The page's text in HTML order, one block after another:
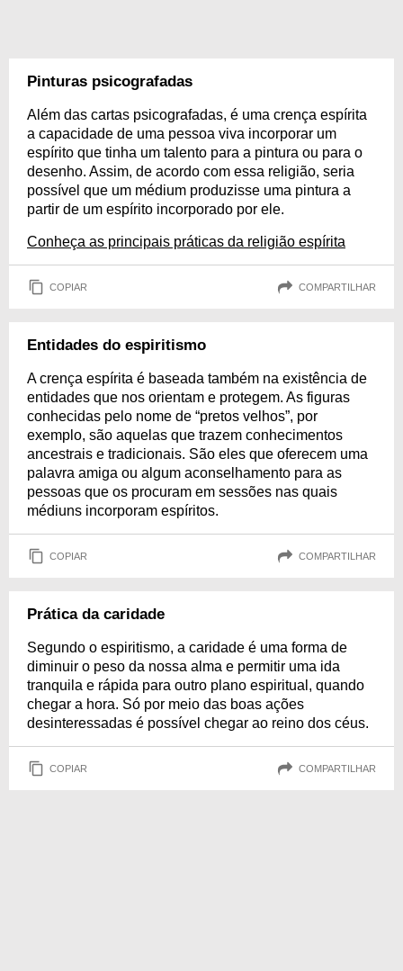
Pinturas psicografadas
Além das cartas psicografadas, é uma crença espírita
a capacidade de uma pessoa viva incorporar um
espírito que tinha um talento para a pintura ou para o
desenho. Assim, de acordo com essa religião, seria
possível que um médium produzisse uma pintura a
partir de um espírito incorporado por ele.
Conheça as principais práticas da religião espírita
COPIAR COMPARTILHAR
Entidades do espiritismo
A crença espírita é baseada também na existência de
entidades que nos orientam e protegem. As figuras
conhecidas pelo nome de “pretos velhos”, por
exemplo, são aquelas que trazem conhecimentos
ancestrais e tradicionais. São eles que oferecem uma
palavra amiga ou algum aconselhamento para as
pessoas que os procuram em sessões nas quais
médiuns incorporam espíritos.
COPIAR COMPARTILHAR
Prática da caridade
Segundo o espiritismo, a caridade é uma forma de
diminuir o peso da nossa alma e permitir uma ida
tranquila e rápida para outro plano espiritual, quando
chegar a hora. Só por meio das boas ações
desinteressadas é possível chegar ao reino dos céus.
COPIAR COMPARTILHAR